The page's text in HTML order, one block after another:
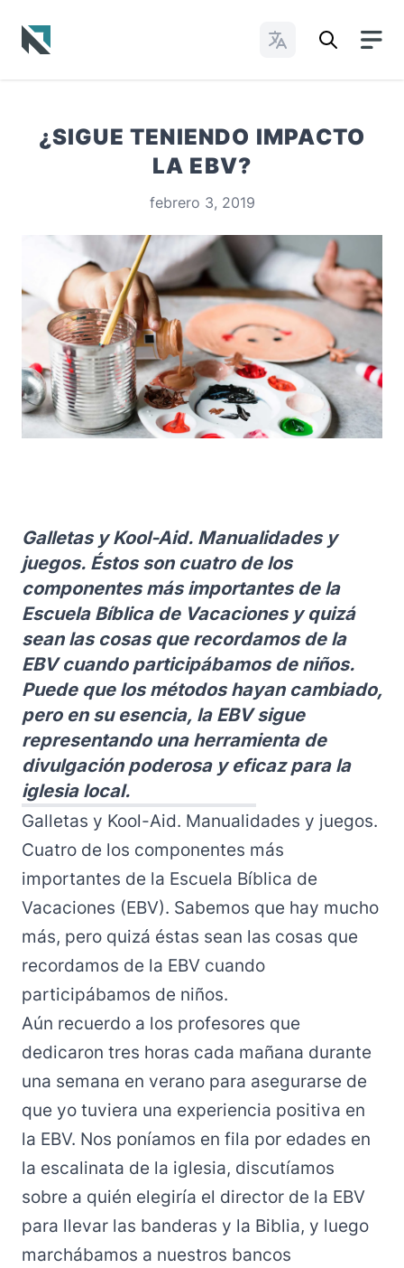
Cambiar idioma
¿SIGUE TENIENDO IMPACTO
LA EBV?
febrero 3, 2019
Galletas y Kool-Aid. Manualidades y
juegos. Éstos son cuatro de los
componentes más importantes de la
Escuela Bíblica de Vacaciones y quizá
sean las cosas que recordamos de la
EBV cuando participábamos de niños.
Puede que los métodos hayan cambiado,
pero en su esencia, la EBV sigue
representando una herramienta de
divulgación poderosa y eficaz para la
iglesia local.
Galletas y Kool-Aid. Manualidades y juegos.
Cuatro de los componentes más
importantes de la Escuela Bíblica de
Vacaciones (EBV). Sabemos que hay mucho
más, pero quizá éstas sean las cosas que
recordamos de la EBV cuando
participábamos de niños.
Aún recuerdo a los profesores que
dedicaron tres horas cada mañana durante
una semana en verano para asegurarse de
que yo tuviera una experiencia positiva en
la EBV. Nos poníamos en fila por edades en
la escalinata de la iglesia, discutíamos
sobre a quién elegiría el director de la EBV
para llevar las banderas y la Biblia, y luego
marchábamos a nuestros bancos